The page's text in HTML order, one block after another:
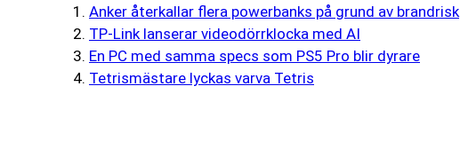
Anker återkallar flera powerbanks på grund av brandrisk
TP-Link lanserar videodörrklocka med AI
En PC med samma specs som PS5 Pro blir dyrare
Tetrismästare lyckas varva Tetris